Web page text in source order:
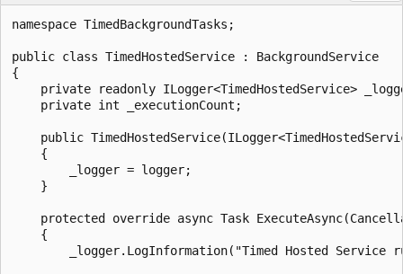
namespace TimedBackgroundTasks;
public class TimedHostedService : BackgroundService
{
private readonly ILogger<TimedHostedService>
    private int _executionCount;
public
    {
        _logger = logger;
    }
protected override async Task
    {
_logger.LogInformation("Timed Hosted Service